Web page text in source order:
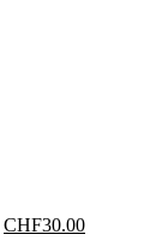
CHF30.00